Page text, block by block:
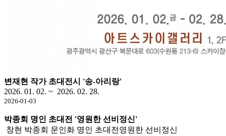
변재현 작가 초대전시 '송-아리랑'
2026. 01. 02. ~ 2026. 02. 28.
2026-01-03
박종회 명인 초대전 '영원한 선비정신'
창현 박종회 문인화 명인 초대전영원한 선비정신